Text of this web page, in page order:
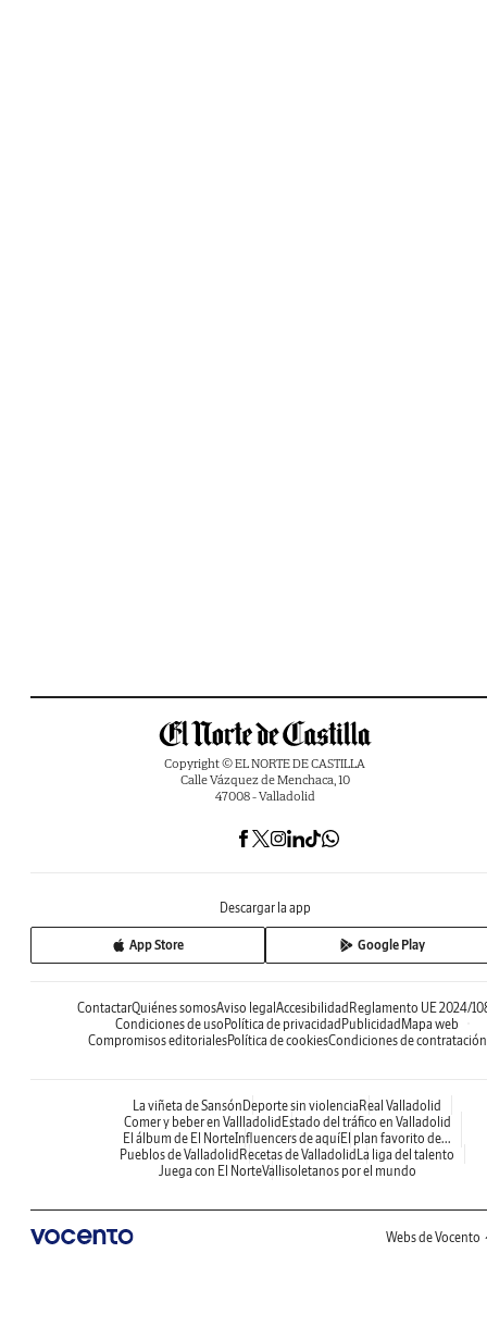
Copyright © EL NORTE DE CASTILLA
Calle Vázquez de Menchaca, 10
47008 - Valladolid
Descargar la app
App Store Google Play
ContactarQuiénes somosAviso legal Accesibilidad Reglamento UE 2024/
Condiciones de uso Política de privacidad Publicidad Mapa web
Compromisos editorialesPolítica de cookiesCondiciones de contratación
La viñeta de Sansón Deporte sin violencia Real Valladolid
Comer y beber en Vallladolid Estado del tráfico en Valladolid
El álbum de El NorteInfluencers de aquíEl plan favorito de...
Pueblos de Valladolid Recetas de Valladolid La liga del talento
Juega con El NorteVallisoletanos por el mundo
Webs de Vocento